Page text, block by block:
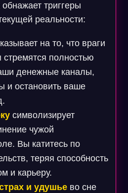
триггеры
реальности:
на то, что враги
полностью
денежные каналы,
и остановить ваше
символизирует
чужой
Вы катитесь по
теряя способность
и карьеру.
и удушьево сне